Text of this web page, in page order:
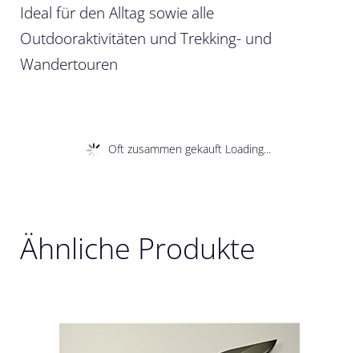
Ideal für den Alltag sowie alle
Outdooraktivitäten und Trekking- und
Wandertouren
Oft zusammen gekauft Loading...
Ähnliche Produkte